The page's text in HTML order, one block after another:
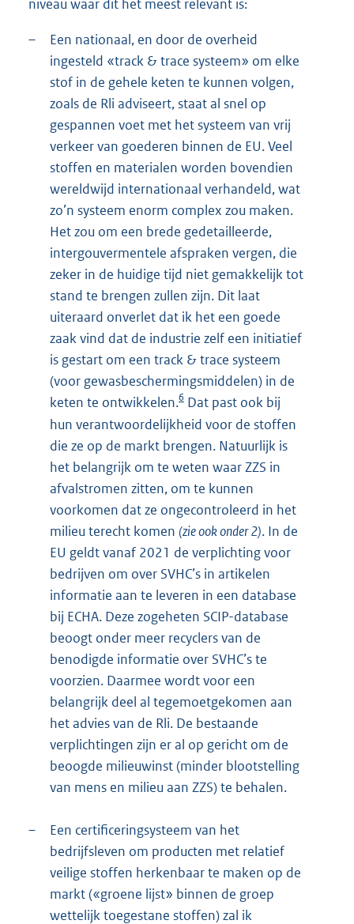
niveau waar dit het meest relevant is:
–
Een nationaal, en door de overheid
ingesteld «track & trace systeem» om elke
stof in de gehele keten te kunnen volgen,
zoals de Rli adviseert, staat al snel op
gespannen voet met het systeem van vrij
verkeer van goederen binnen de EU. Veel
stoffen en materialen worden bovendien
wereldwijd internationaal verhandeld, wat
zo’n systeem enorm complex zou maken.
Het zou om een brede gedetailleerde,
intergouvermentele afspraken vergen, die
zeker in de huidige tijd niet gemakkelijk tot
stand te brengen zullen zijn. Dit laat
uiteraard onverlet dat ik het een goede
zaak vind dat de industrie zelf een initiatief
is gestart om een track & trace systeem
(voor gewasbeschermingsmiddelen) in de
keten te ontwikkelen.6 Dat past ook bij
hun verantwoordelijkheid voor de stoffen
die ze op de markt brengen. Natuurlijk is
het belangrijk om te weten waar ZZS in
afvalstromen zitten, om te kunnen
voorkomen dat ze ongecontroleerd in het
milieu terecht komen (zie ook onder 2). In de
EU geldt vanaf 2021 de verplichting voor
bedrijven om over SVHC’s in artikelen
informatie aan te leveren in een database
bij ECHA. Deze zogeheten SCIP-database
beoogt onder meer recyclers van de
benodigde informatie over SVHC’s te
voorzien. Daarmee wordt voor een
belangrijk deel al tegemoetgekomen aan
het advies van de Rli. De bestaande
verplichtingen zijn er al op gericht om de
beoogde milieuwinst (minder blootstelling
van mens en milieu aan ZZS) te behalen.
–
Een certificeringsysteem van het
bedrijfsleven om producten met relatief
veilige stoffen herkenbaar te maken op de
markt («groene lijst» binnen de groep
wettelijk toegestane stoffen) zal ik